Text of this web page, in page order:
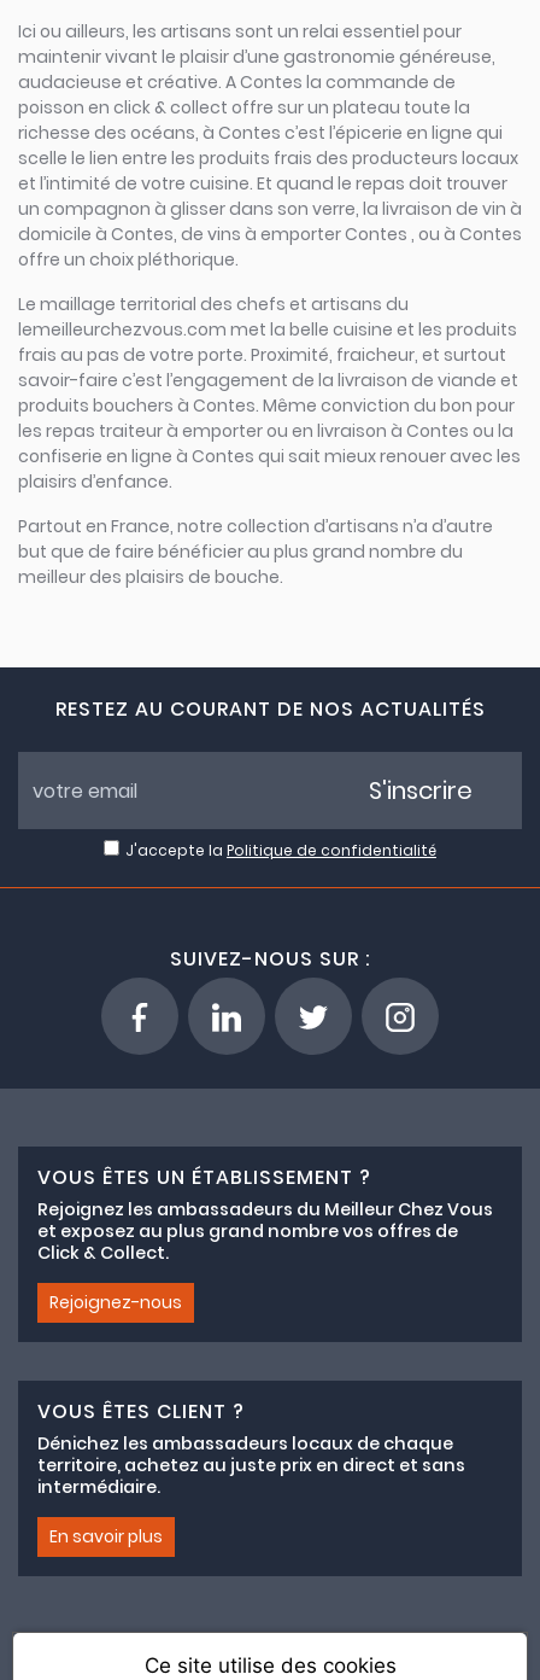
Ici ou ailleurs, les artisans sont un relai essentiel pour
maintenir vivant le plaisir d’une gastronomie généreuse,
audacieuse et créative. A Contes la commande de
poisson en click & collect offre sur un plateau toute la
richesse des océans, à Contes c’est l’épicerie en ligne qui
scelle le lien entre les produits frais des producteurs locaux
et l’intimité de votre cuisine. Et quand le repas doit trouver
un compagnon à glisser dans son verre, la livraison de vin à
domicile à Contes, de vins à emporter Contes , ou à Contes
offre un choix pléthorique.
Le maillage territorial des chefs et artisans du
lemeilleurchezvous.com met la belle cuisine et les produits
frais au pas de votre porte. Proximité, fraicheur, et surtout
savoir-faire c’est l’engagement de la livraison de viande et
produits bouchers à Contes. Même conviction du bon pour
les repas traiteur à emporter ou en livraison à Contes ou la
confiserie en ligne à Contes qui sait mieux renouer avec les
plaisirs d’enfance.
Partout en France, notre collection d’artisans n’a d’autre
but que de faire bénéficier au plus grand nombre du
meilleur des plaisirs de bouche.
RESTEZ AU COURANT DE NOS ACTUALITÉS
J'accepte la Politique de confidentialité
S'inscrire
SUIVEZ-NOUS SUR :
VOUS ÊTES UN ÉTABLISSEMENT ?
Rejoignez les ambassadeurs du Meilleur Chez Vous
et exposez au plus grand nombre vos offres de
Click & Collect.
Rejoignez-nous
VOUS ÊTES CLIENT ?
Dénichez les ambassadeurs locaux de chaque
territoire, achetez au juste prix en direct et sans
intermédiaire.
En savoir plus
Ce site utilise des cookies